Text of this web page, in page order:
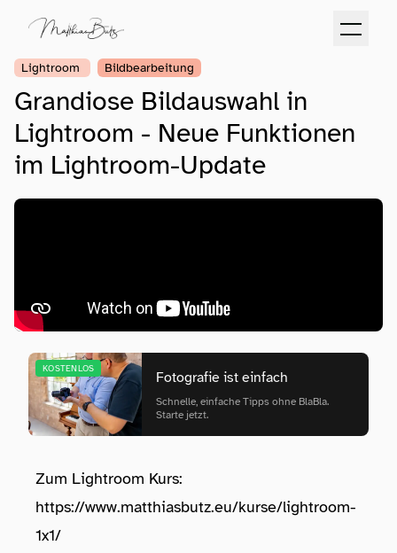
Lightroom Bildbearbeitung
Grandiose Bildauswahl in
Lightroom - Neue Funktionen
im Lightroom-Update
KOSTENLOS
Fotografie ist einfach
Schnelle, einfache Tipps ohne BlaBla.
Starte jetzt.
Zum Lightroom Kurs:
https://www.matthiasbutz.eu/kurse/lightroom-
1x1/